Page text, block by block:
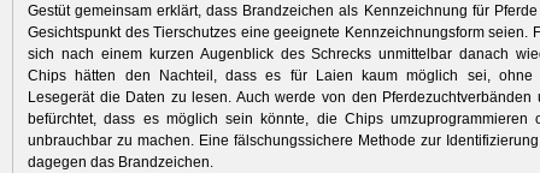
Gestüt gemeinsam erklärt, dass Brandzeichen als Kennzeichnung für
Gesichtspunkt des Tierschutzes eine geeignete Kennzeichnungsform seien.
sich nach einem kurzen Augenblick des Schrecks unmittelbar danach
Chips hätten den Nachteil, dass es für Laien kaum möglich sei, ohne
Lesegerät die Daten zu lesen. Auch werde von den Pferdezuchtverbänden
befürchtet, dass es möglich sein könnte, die Chips umzuprogrammieren
unbrauchbar zu machen. Eine fälschungssichere Methode zur
dagegen das Brandzeichen.